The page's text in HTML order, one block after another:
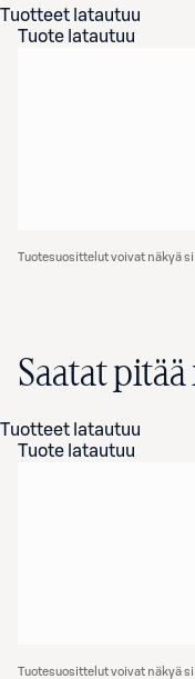
Tuotteet latautuu
Tuote latautuu
Tuotesuosittelut voivat näkyä
Saatat
Tuotteet latautuu
Tuote latautuu
Tuotesuosittelut voivat näkyä